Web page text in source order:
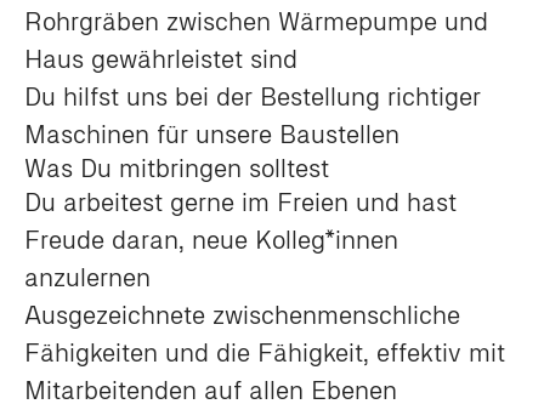
Rohrgräben zwischen Wärmepumpe und
Haus gewährleistet sind
Du hilfst uns bei der Bestellung richtiger
Maschinen für unsere Baustellen
Was Du mitbringen solltest
Du arbeitest gerne im Freien und hast
Freude daran, neue Kolleg*innen
anzulernen
Ausgezeichnete zwischenmenschliche
Fähigkeiten und die Fähigkeit, effektiv mit
Mitarbeitenden auf allen Ebenen